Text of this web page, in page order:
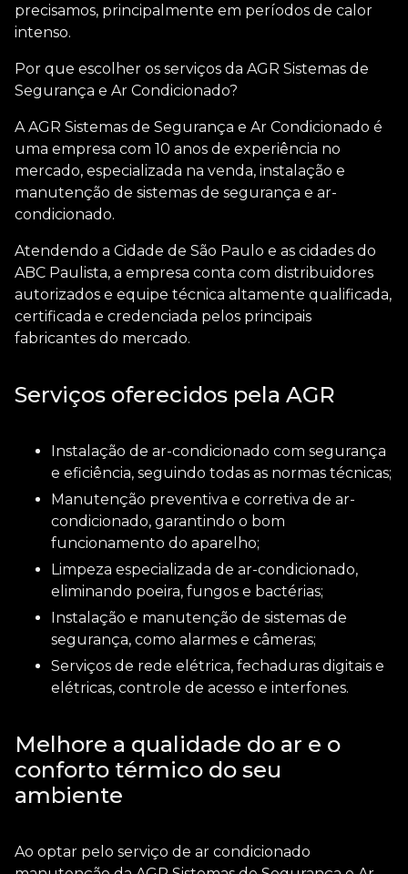
precisamos, principalmente em períodos de calor
intenso.
Por que escolher os serviços da AGR Sistemas de
Segurança e Ar Condicionado?
A AGR Sistemas de Segurança e Ar Condicionado é
uma empresa com 10 anos de experiência no
mercado, especializada na venda, instalação e
manutenção de sistemas de segurança e ar-
condicionado.
Atendendo a Cidade de São Paulo e as cidades do
ABC Paulista, a empresa conta com distribuidores
autorizados e equipe técnica altamente qualificada,
certificada e credenciada pelos principais
fabricantes do mercado.
Serviços oferecidos pela AGR
Instalação de ar-condicionado com segurança
e eficiência, seguindo todas as normas técnicas;
Manutenção preventiva e corretiva de ar-
condicionado, garantindo o bom
funcionamento do aparelho;
Limpeza especializada de ar-condicionado,
eliminando poeira, fungos e bactérias;
Instalação e manutenção de sistemas de
segurança, como alarmes e câmeras;
Serviços de rede elétrica, fechaduras digitais e
elétricas, controle de acesso e interfones.
Melhore a qualidade do ar e o
conforto térmico do seu
ambiente
Ao optar pelo serviço de ar condicionado